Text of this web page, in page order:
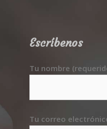
Escríbenos
Tu nombre
Tu correo